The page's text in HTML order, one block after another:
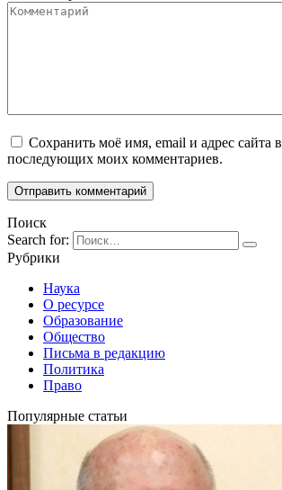
Сохранить моё имя, email и адрес сайта
последующих моих комментариев.
Поиск
Search for:
Рубрики
Наука
О ресурсе
Образование
Общество
Письма в редакцию
Политика
Право
Популярные статьи